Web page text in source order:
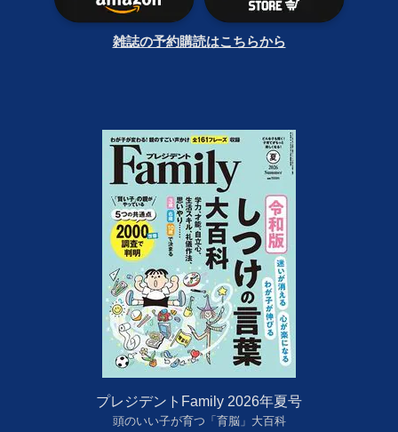
雑誌の予約購読はこちらから
プレジデントFamily 2026年夏号
頭のいい子が育つ「育脳」大百科